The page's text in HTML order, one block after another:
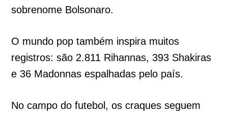
sobrenome Bolsonaro.
O mundo pop também inspira muitos
registros: são 2.811 Rihannas, 393 Shakiras
e 36 Madonnas espalhadas pelo país.
No campo do futebol, os craques seguem